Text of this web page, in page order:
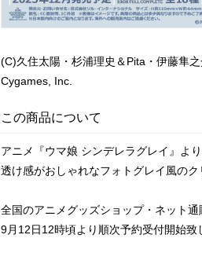
(C)久住太陽・杉浦理史＆Pita・伊藤隼
Cygames, Inc.
この商品について
アニメ『ウマ娘 シンデレラグレイ』よ
透け感がおしゃれなフォトグレイ風のク
全国のアニメグッズショップ・ネット通
9月12日12時頃より順次予約受付開始致